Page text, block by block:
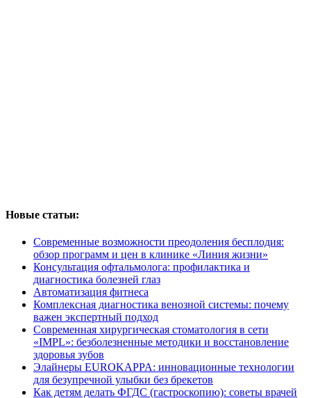
Новые статьи:
Современные возможности преодоления бесплодия:
обзор программ и цен в клинике «Линия жизни»
Консультация офтальмолога: профилактика и
диагностика болезней глаз
Автоматизация фитнеса
Комплексная диагностика венозной системы: почему
важен экспертный подход
Современная хирургическая стоматология в сети
«IMPL»: безболезненные методики и восстановление
здоровья зубов
Элайнеры EUROKAPPA: инновационные технологии
для безупречной улыбки без брекетов
Как детям делать ФГДС (гастроскопию): советы врачей